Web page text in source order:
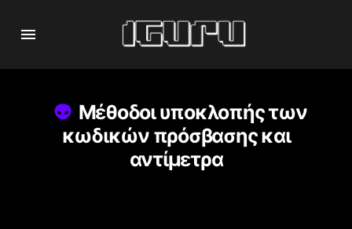
Μέθοδοι υποκλοπής των
κωδικών πρόσβασης και
αντίμετρα